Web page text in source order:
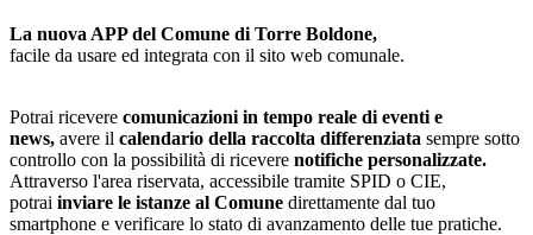
La nuova APP del Comune di Torre Boldone,
facile da usare ed integrata con il sito web comunale.
Potrai ricevere comunicazioni in tempo reale di eventi e
news, avere il calendario della raccolta differenziata sempre sotto
controllo con la possibilità di ricevere notifiche personalizzate.
Attraverso l'area riservata, accessibile tramite SPID o CIE,
potrai inviare le istanze al Comune direttamente dal tuo
smartphone e verificare lo stato di avanzamento delle tue pratiche.